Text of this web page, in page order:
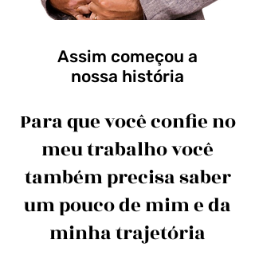
Assim começou a
nossa história
Para que você confie no
meu trabalho você
também precisa saber
um pouco de mim e da
minha trajetória